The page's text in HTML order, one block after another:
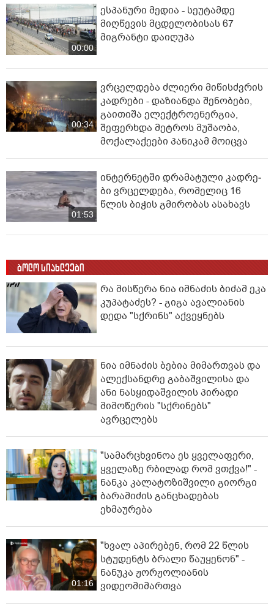
00:00
ესპანური მედია - სეუტამდე
მიღწევის მცდელობისას 67
მიგრანტი დაიღუპა
00:34
ვრცელდება ძლიერი მიწისძვრის
კადრები - დაზიანდა შენობები,
გაითიშა ელექტროენერგია,
შეფერხდა მეტროს მუშაობა,
მოქალაქეები პანიკამ მოიცვა
01:53
ინ­ტერ­ნეტ­ში დრა­მა­ტუ­ლი კად­რე­
ბი ვრცელდება, რომელიც 16
წლის ბიჭის გმირობას ასახავს
ბოლო სიახლეები
რა მისწერა ნია იმნაძის ბიძამ ეკა
კუპატაძეს? - გიგა ავალიანის
დედა "სქრინს" აქვეყნებს
ნია იმნაძის ბებია მიმართვას და
ალექსანდრე გაბაშვილისა და
ანი ნასყიდაშვილის პირადი
მიმოწერის "სქრინებს"
ავრცელებს
"სა­მარ­ცხვი­ნოა ეს ყვე­ლა­ფე­რი,
ყვე­ლა­ზე რბი­ლად რომ ვთქვა!" -
ნანკა კალატოზიშვილი გიორგი
ბარამიძის განცხადებას
ეხმაურება
01:16
"ხვალ აპირებენ, რომ 22 წლის
სტუდენტს ბრალი წაუყენონ" -
ნანუკა ჟორჟოლიანის
ვიდეომიმართვა